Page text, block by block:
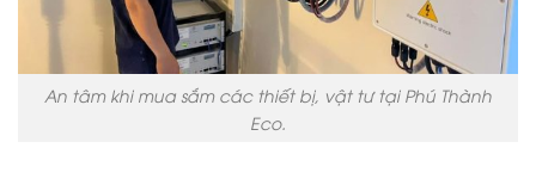
An tâm khi mua sắm các thiết bị, vật tư tại Phú Thành
Eco.